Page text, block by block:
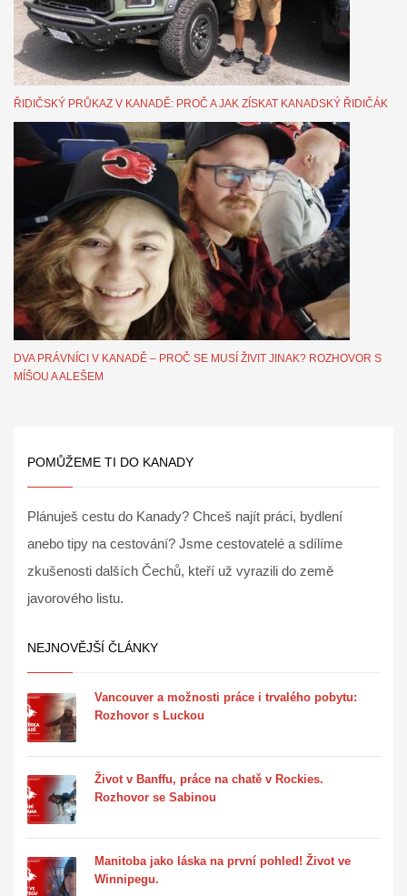
ŘIDIČSKÝ PRŮKAZ V KANADĚ: PROČ A JAK ZÍSKAT KANADSKÝ ŘIDIČÁK
DVA PRÁVNÍCI V KANADĚ – PROČ SE MUSÍ ŽIVIT JINAK? ROZHOVOR S
MÍŠOU A ALEŠEM
POMŮŽEME TI DO KANADY
Plánuješ cestu do Kanady? Chceš najít práci, bydlení
anebo tipy na cestování? Jsme cestovatelé a sdílíme
zkušenosti dalších Čechů, kteří už vyrazili do země
javorového listu.
NEJNOVĚJŠÍ ČLÁNKY
Vancouver a možnosti práce i trvalého pobytu:
Rozhovor s Luckou
Život v Banffu, práce na chatě v Rockies.
Rozhovor se Sabinou
Manitoba jako láska na první pohled! Život ve
Winnipegu.